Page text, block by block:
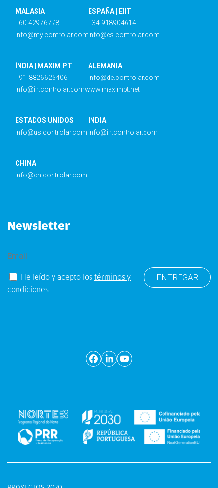
MALASIA
+60 42976778
info@my.controlar.com
ESPAÑA | EIIT
+34 918904614
info@es.controlar.com
ÍNDIA | MAXIM PT
+91-8826625406
info@in.controlar.comwww.maximpt.net
ALEMANIA
info@de.controlar.com
ESTADOS UNIDOS
info@us.controlar.com
ÍNDIA
info@in.controlar.com
CHINA
info@cn.controlar.com
Newsletter
He leído y acepto los términos y
condiciones